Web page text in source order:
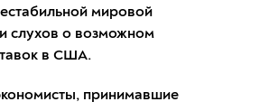
мировой
слухов о возможном
в США.
принимавшие